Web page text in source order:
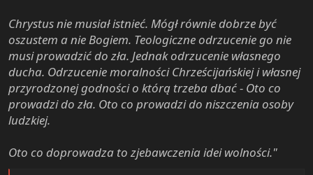
Chrystus nie musiał istnieć. Mógł równie dobrze być
oszustem a nie Bogiem. Teologiczne odrzucenie go nie
musi prowadzić do zła. Jednak odrzucenie własnego
ducha. Odrzucenie moralności Chrześcijańskiej i własnej
przyrodzonej godności o którą trzeba dbać - Oto co
prowadzi do zła. Oto co prowadzi do niszczenia osoby
ludzkiej.
Oto co doprowadza to zjebawczenia idei wolności."